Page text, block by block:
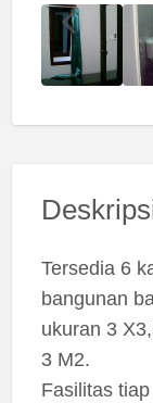
Tersedia 6
bangunan
ukuran 3
3 M2.
Fasilitas